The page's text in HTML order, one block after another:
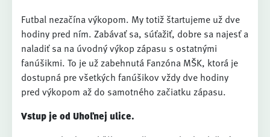
Futbal nezačína výkopom. My totiž štartujeme už dve
hodiny pred ním. Zabávať sa, súťažiť, dobre sa najesť a
naladiť sa na úvodný výkop zápasu s ostatnými
fanúšikmi. To je už zabehnutá Fanzóna MŠK, ktorá je
dostupná pre všetkých fanúšikov vždy dve hodiny
pred výkopom až do samotného začiatku zápasu.
Vstup je od Uhoľnej ulice.